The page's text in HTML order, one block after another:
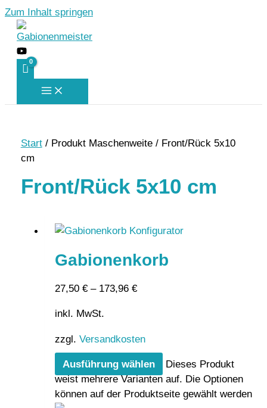
Zum Inhalt springen
Start/ Produkt Maschenweite / Front/Rück 5x10
cm
Front/Rück 5x10 cm
Gabionenkorb
27,50 €– 173,96 €
inkl. MwSt.
zzgl. Versandkosten
Ausführung wählen
Dieses Produkt
weist mehrere Varianten auf. Die Optionen
können auf der Produktseite gewählt werden